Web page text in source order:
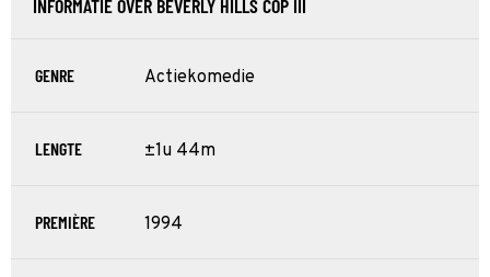
INFORMATIE OVER BEVERLY HILLS COP III
GENRE Actiekomedie
LENGTE ±1u 44m
PREMIÈRE 1994